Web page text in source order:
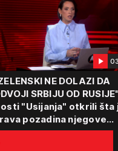
NE DOLAZI DA
SRBIJU OD
"Usijanja" otkrili šta
pozadina njegove
Beogradu